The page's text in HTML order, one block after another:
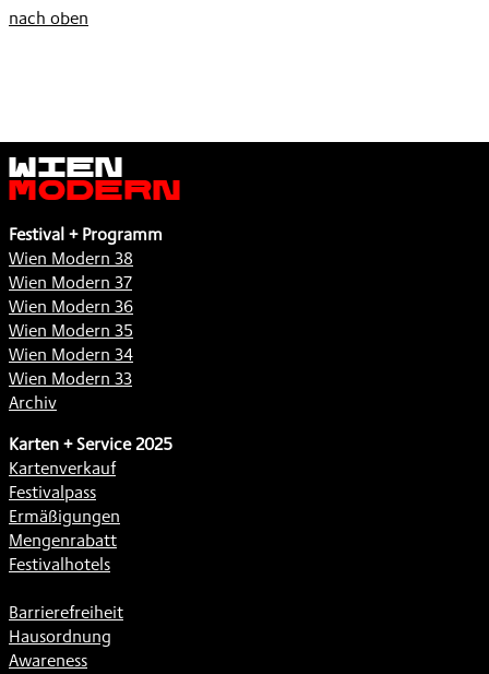
nach oben
Wien
Modern
Festival + Programm
Wien Modern 38
Wien Modern 37
Wien Modern 36
Wien Modern 35
Wien Modern 34
Wien Modern 33
Archiv
Karten + Service 2025
Kartenverkauf
Festivalpass
Ermäßigungen
Mengenrabatt
Festivalhotels
Barrierefreiheit
Hausordnung
Awareness